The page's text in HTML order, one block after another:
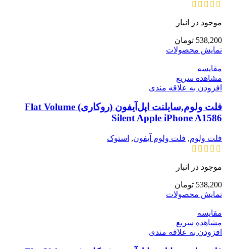
موجود در انبار
538,200 تومان
نمایش محصولات
مقایسه
مشاهده سریع
افزودن به علاقه مندی
فلت ولوم,سایلنت اپل‌آیفون (روکاری) Flat Volume
Silent Apple iPhone A1586
فلت ولوم, فلت ولوم آیفون, استوک
موجود در انبار
538,200 تومان
نمایش محصولات
مقایسه
مشاهده سریع
افزودن به علاقه مندی